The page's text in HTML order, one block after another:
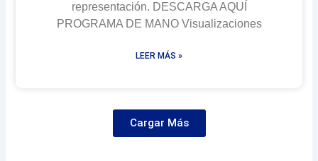
representación. DESCARGA AQUÍ
PROGRAMA DE MANO Visualizaciones
LEER MÁS »
Cargar Más